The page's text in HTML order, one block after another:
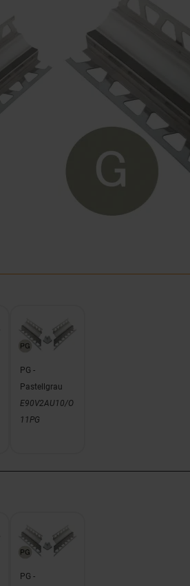
PG -
Pastellgrau
E90V2AU10/O
11PG
PG -